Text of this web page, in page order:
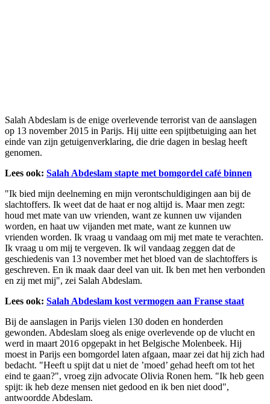
Salah Abdeslam is de enige overlevende terrorist van de aanslagen
op 13 november 2015 in Parijs. Hij uitte een spijtbetuiging aan het
einde van zijn getuigenverklaring, die drie dagen in beslag heeft
genomen.
Lees ook: Salah Abdeslam stapte met bomgordel café binnen
"Ik bied mijn deelneming en mijn verontschuldigingen aan bij de
slachtoffers. Ik weet dat de haat er nog altijd is. Maar men zegt:
houd met mate van uw vrienden, want ze kunnen uw vijanden
worden, en haat uw vijanden met mate, want ze kunnen uw
vrienden worden. Ik vraag u vandaag om mij met mate te verachten.
Ik vraag u om mij te vergeven. Ik wil vandaag zeggen dat de
geschiedenis van 13 november met het bloed van de slachtoffers is
geschreven. En ik maak daar deel van uit. Ik ben met hen verbonden
en zij met mij", zei Salah Abdeslam.
Lees ook: Salah Abdeslam kost vermogen aan Franse staat
Bij de aanslagen in Parijs vielen 130 doden en honderden
gewonden. Abdeslam sloeg als enige overlevende op de vlucht en
werd in maart 2016 opgepakt in het Belgische Molenbeek. Hij
moest in Parijs een bomgordel laten afgaan, maar zei dat hij zich had
bedacht. "Heeft u spijt dat u niet de ’moed’ gehad heeft om tot het
eind te gaan?", vroeg zijn advocate Olivia Ronen hem. "Ik heb geen
spijt: ik heb deze mensen niet gedood en ik ben niet dood",
antwoordde Abdeslam.